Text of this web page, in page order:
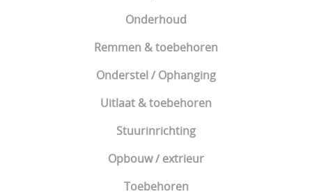
Onderhoud
Remmen & toebehoren
Onderstel / Ophanging
Uitlaat & toebehoren
Stuurinrichting
Opbouw / extrieur
Toebehoren